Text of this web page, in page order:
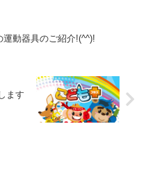
運動器具のご紹介!(^^)!
ます